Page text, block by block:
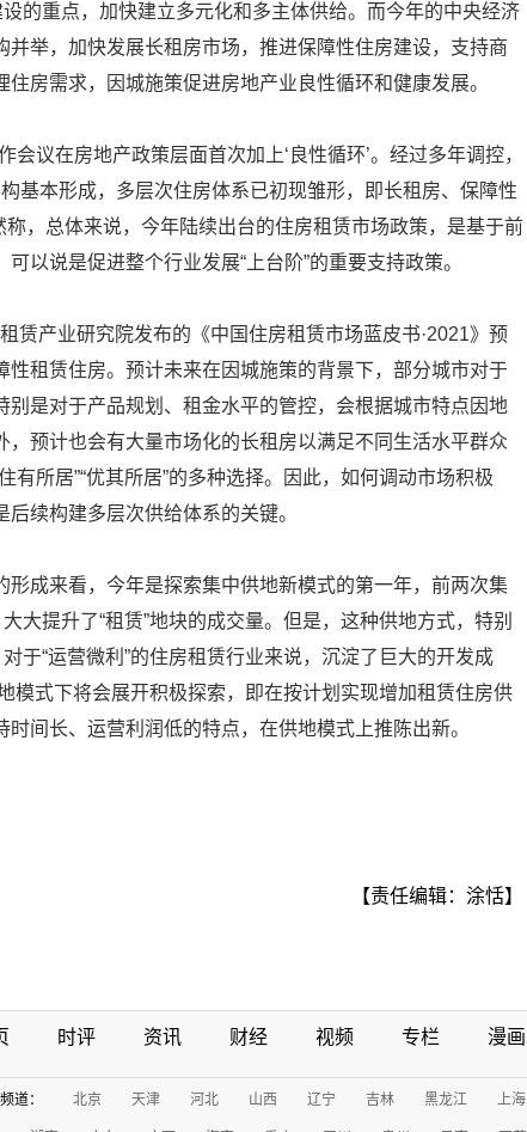
设的重点，加快建立多元化和多主体供给。而今年的中央经济
并举，加快发展长租房市场，推进保障性住房建设，支持商
房需求，因城施策促进房地产业良性循环和健康发展。
会议在房地产政策层面首次加上‘良性循环’。经过多年调控，
基本形成，多层次住房体系已初现雏形，即长租房、保障性
称，总体来说，今年陆续出台的住房租赁市场政策，是基于前
以说是促进整个行业发展“上台阶”的重要支持政策。
赁产业研究院发布的《中国住房租赁市场蓝皮书·2021》预
性租赁住房。预计未来在因城施策的背景下，部分城市对于
别是对于产品规划、租金水平的管控，会根据城市特点因地
，预计也会有大量市场化的长租房以满足不同生活水平群众
有所居”“优其所居”的多种选择。因此，如何调动市场积极
续构建多层次供给体系的关键。
形成来看，今年是探索集中供地新模式的第一年，前两次集
大提升了“租赁”地块的成交量。但是，这种供地方式，特别
于“运营微利”的住房租赁行业来说，沉淀了巨大的开发成
模式下将会展开积极探索，即在按计划实现增加租赁住房供
间长、运营利润低的特点，在供地模式上推陈出新。
【责任编辑：涂恬】
时评 资讯 财经 视频 专栏 漫画
道： 北京 天津 河北 山西 辽宁 吉林 黑龙江 上海